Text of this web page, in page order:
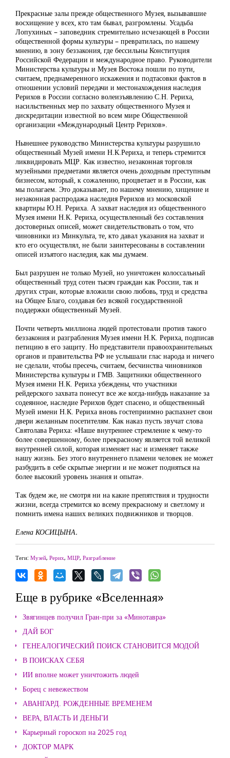
Прекрасные залы прежде общественного Музея, вызывавшие
восхищение у всех, кто там бывал, разгромлены. Усадьба
Лопухиных – заповедник стремительно исчезающей в России
общественной формы культуры – превратилась, по нашему
мнению, в зону беззакония, где бессильны Конституция
Российской Федерации и международное право. Руководители
Министерства культуры и Музея Востока пошли по пути,
считаем, преднамеренного искажения и подтасовки фактов в
отношении условий передачи и местонахождения наследия
Рерихов в России согласно волеизъявлению С.Н. Рериха,
насильственных мер по захвату общественного Музея и
дискредитации известной во всем мире Общественной
организации «Международный Центр Рерихов».
Нынешнее руководство Министерства культуры разрушило
общественный Музей имени Н.К.Рериха, и теперь стремится
ликвидировать МЦР. Как известно, незаконная торговля
музейными предметами является очень доходным преступным
бизнесом, который, к сожалению, процветает и в России, как
мы полагаем. Это доказывает, по нашему мнению, хищение и
незаконная распродажа наследия Рерихов из московской
квартиры Ю.Н. Рериха. А захват наследия из общественного
Музея имени Н.К. Рериха, осуществленный без составления
достоверных описей, может свидетельствовать о том, что
чиновники из Минкульта, те, кто давал указания на захват и
кто его осуществлял, не были заинтересованы в составлении
описей изъятого наследия, как мы думаем.
Был разрушен не только Музей, но уничтожен колоссальный
общественный труд сотен тысяч граждан как России, так и
других стран, которые вложили свою любовь, труд и средства
на Общее Благо, создавая без всякой государственной
поддержки общественный Музей.
Почти четверть миллиона людей протестовали против такого
беззакония и разграбления Музея имени Н.К. Рериха, подписав
петицию в его защиту. Но представители правоохранительных
органов и правительства РФ не услышали глас народа и ничего
не сделали, чтобы пресечь, считаем, бесчинства чиновников
Министерства культуры и ГМВ. Защитники общественного
Музея имени Н.К. Рериха убеждены, что участники
рейдерского захвата понесут все же когда-нибудь наказание за
содеянное, наследие Рерихов будет спасено, и общественный
Музей имени Н.К. Рериха вновь гостеприимно распахнет свои
двери желанным посетителям. Как наказ пусть звучат слова
Святолава Рериха: «Наше внутреннее стремление к чему-то
более совершенному, более прекрасному является той великой
внутренней силой, которая изменяет нас и изменяет также
нашу жизнь. Без этого внутреннего пламени человек не может
разбудить в себе скрытые энергии и не может подняться на
более высокий уровень знания и опыта».
Так будем же, не смотря ни на какие препятствия и трудности
жизни, всегда стремится ко всему прекрасному и светлому и
помнить имена наших великих подвижников и творцов.
Елена КОСИЦЫНА.
Теги: Музей, Рерих, МЦР, Разграбление
Еще в рубрике «Вселенная»
Звягинцев получил Гран-при за «Минотавра»
ДАЙ БОГ
ГЕНЕАЛОГИЧЕСКИЙ ПОИСК СТАНОВИТСЯ МОДОЙ
В ПОИСКАХ СЕБЯ
ИИ вполне может уничтожить людей
Борец с невежеством
АВАНГАРД. РОЖДЕННЫЕ ВРЕМЕНЕМ
ВЕРА, ВЛАСТЬ И ДЕНЬГИ
Карьерный гороскоп на 2025 год
ДОКТОР МАРК